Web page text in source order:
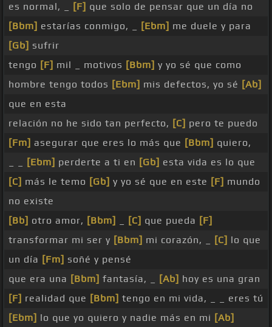
es normal, _
[F] que solo de pensar que un día no
[Bbm] estarías conmigo, _ [Ebm] me duele y para
[Gb] sufrir
tengo [F] mil _ motivos [Bbm] y yo sé que como
hombre tengo todos [Ebm] mis defectos, yo sé [Ab]
que en esta
relación no he sido tan perfecto, [C] pero te puedo
[Fm] asegurar que eres lo más que [Bbm] quiero,
[Ebm] perderte a ti en [Gb] esta vida es lo que
[C] más le temo [Gb] y yo sé que en este [F] mundo
no existe
[Bb] otro amor, [Bbm] [C] que pueda [F]
transformar mi ser y [Bbm] mi corazón, _ [C] lo que
un día [Fm] soñé y pensé
que era una [Bbm] fantasía, _ [Ab] hoy es una gran
[F] realidad que [Bbm] tengo en mi vida, _ _ eres tú
[Ebm] lo que yo quiero y nadie más en mi [Ab]